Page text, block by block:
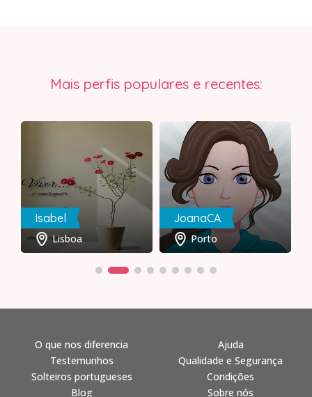
Mais perfis populares e recentes:
Isabel
Lisboa
JoanaCA
Porto
O que nos diferencia
Testemunhos
Solteiros portugueses
Blog
Ajuda
Qualidade e Segurança
Condições
Sobre nós